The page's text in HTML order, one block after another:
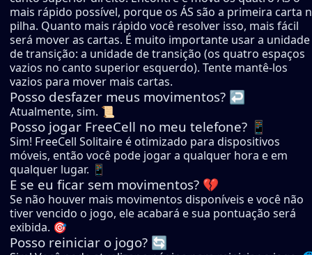
mais rápido possível, porque os ÁS são a primeira carta
pilha. Quanto mais rápido você resolver isso, mais fácil
será mover as cartas. É muito importante usar a unidade
de transição: a unidade de transição (os quatro espaços
vazios no canto superior esquerdo). Tente mantê-los
vazios para mover mais cartas.
Posso desfazer meus movimentos? ↩️
Atualmente, sim. 📜
Posso jogar FreeCell no meu telefone? 📱
Sim! FreeCell Solitaire é otimizado para dispositivos
móveis, então você pode jogar a qualquer hora e em
qualquer lugar. 📱
E se eu ficar sem movimentos? 💔
Se não houver mais movimentos disponíveis e você não
tiver vencido o jogo, ele acabará e sua pontuação será
exibida. 🎯
Posso reiniciar o jogo? 🔄